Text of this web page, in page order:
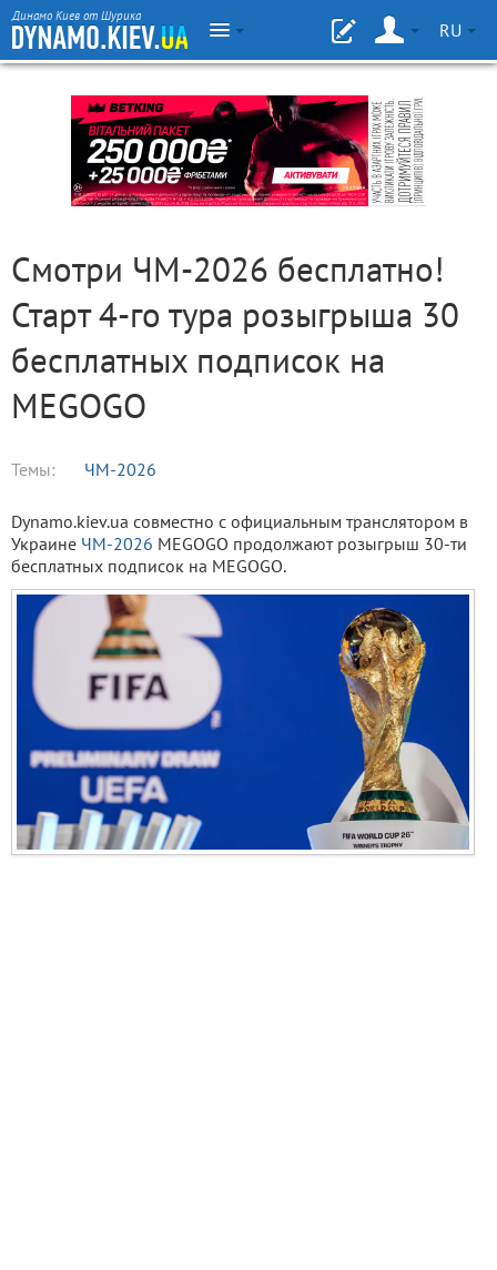
Динамо Киев от Шурика
RU
Смотри ЧМ-2026 бесплатно!
Старт 4-го тура розыгрыша 30
бесплатных подписок на
MEGOGO
Темы: ЧМ-2026
Dynamo.kiev.ua совместно с официальным транслятором в
Украине ЧМ-2026 MEGOGO продолжают розыгрыш 30-ти
бесплатных подписок на MEGOGO.